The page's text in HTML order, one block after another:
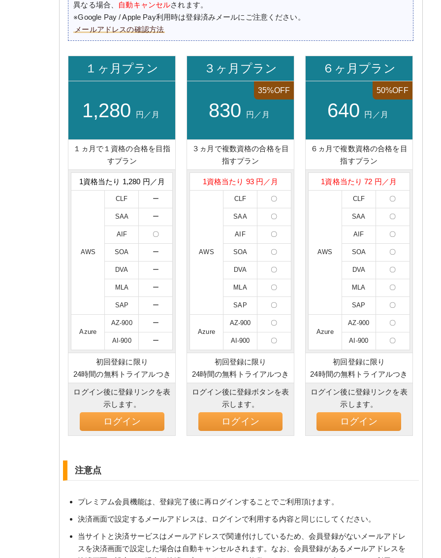
異なる場合、
自動キャンセルされます。
※Google Pay / Apple Pay利用時は登録済みメールにご注意ください。
メールアドレスの確認方法
１ヶ月プラン
1,280 円／月
１ヵ月で１資格の合格を目指
すプラン
1資格当たり 1,280 円／月
AWS
CLF ー
SAA ー
AIF 〇
SOA ー
DVA ー
MLA ー
SAP ー
Azure
AZ-900 ー
AI-900 ー
初回登録に限り
24時間の無料トライアルつき
ログイン後に登録リンクを表
示します。
ログイン
３ヶ月プラン
35%OFF
830 円／月
３ヵ月で複数資格の合格を目
指すプラン
1資格当たり 93 円／月
AWS
CLF 〇
SAA 〇
AIF 〇
SOA 〇
DVA 〇
MLA 〇
SAP 〇
Azure
AZ-900 〇
AI-900 〇
初回登録に限り
24時間の無料トライアルつき
ログイン後に登録ボタンを表
示します。
ログイン
６ヶ月プラン
50%OFF
640 円／月
６ヵ月で複数資格の合格を目
指すプラン
1資格当たり 72 円／月
AWS
CLF 〇
SAA 〇
AIF 〇
SOA 〇
DVA 〇
MLA 〇
SAP 〇
Azure
AZ-900 〇
AI-900 〇
初回登録に限り
24時間の無料トライアルつき
ログイン後に登録リンクを表
示します。
ログイン
注意点
プレミアム会員機能は、登録完了後に再ログインすることでご利用頂けます。
決済画面で設定するメールアドレスは、ログインで利用する内容と同じにしてください。
当サイトと決済サービスはメールアドレスで関連付けしているため、会員登録がないメールアドレ
スを決済画面で設定した場合は自動キャンセルされます。なお、会員登録があるメールアドレスを